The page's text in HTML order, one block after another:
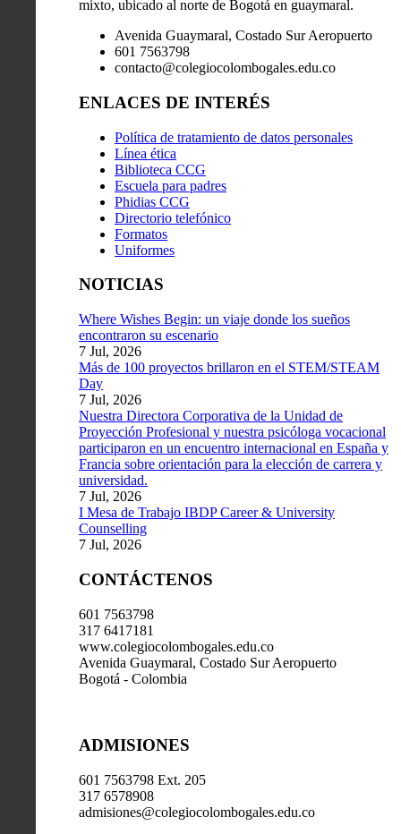
mixto, ubicado al norte de Bogotá en guaymaral.
Avenida Guaymaral, Costado Sur Aeropuerto
601 7563798
contacto@colegiocolombogales.edu.co
ENLACES DE INTERÉS
Política de tratamiento de datos personales
Línea ética
Biblioteca CCG
Escuela para padres
Phidias CCG
Directorio telefónico
Formatos
Uniformes
NOTICIAS
Where Wishes Begin: un viaje donde los sueños
encontraron su escenario
7 Jul, 2026
Más de 100 proyectos brillaron en el STEM/STEAM
Day
7 Jul, 2026
Nuestra Directora Corporativa de la Unidad de
Proyección Profesional y nuestra psicóloga vocacional
participaron en un encuentro internacional en España y
Francia sobre orientación para la elección de carrera y
universidad.
7 Jul, 2026
I Mesa de Trabajo IBDP Career & University
Counselling
7 Jul, 2026
CONTÁCTENOS
601 7563798
317 6417181
www.colegiocolombogales.edu.co
Avenida Guaymaral, Costado Sur Aeropuerto
Bogotá - Colombia
ADMISIONES
601 7563798 Ext. 205
317 6578908
admisiones@colegiocolombogales.edu.co